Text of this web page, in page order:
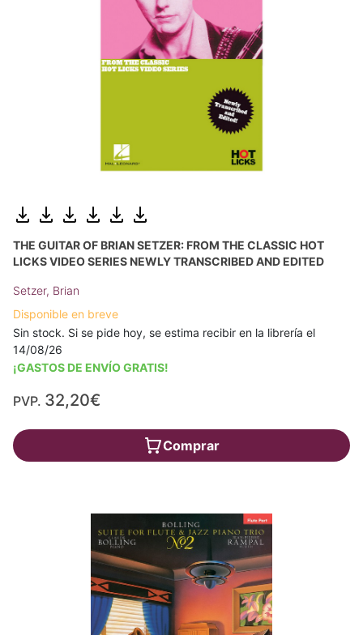
THE GUITAR OF BRIAN SETZER: FROM THE CLASSIC HOT
LICKS VIDEO SERIES NEWLY TRANSCRIBED AND EDITED
Setzer, Brian
Disponible en breve
Sin stock. Si se pide hoy, se estima recibir en la librería el
14/08/26
¡GASTOS DE ENVÍO GRATIS!
PVP. 32,20€
Comprar